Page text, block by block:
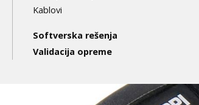
Kablovi
Softverska rešenja
Validacija opreme